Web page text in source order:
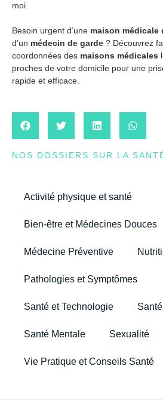
moi.
Besoin urgent d’une maison médicale
d’un médecin de garde ? Découvrez
coordonnées des maisons médicales
proches de votre domicile pour une
rapide et efficace.
NOS DOSSIERS SUR LA
Activité physique et santé
Bien-être et Médecines Douces
Médecine Préventive
Pathologies et Symptômes
Santé et Technologie
Santé Mentale Sexualité
Vie Pratique et Conseils Santé